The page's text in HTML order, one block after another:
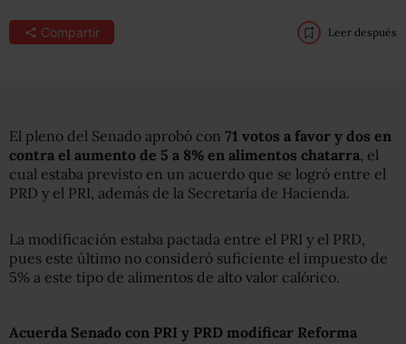
Compartir Leer después
El pleno del Senado aprobó con 71 votos a favor y dos en
contra el aumento de 5 a 8% en alimentos chatarra, el
cual estaba previsto en un acuerdo que se logró entre el
PRD y el PRI, además de la Secretaría de Hacienda.
La modificación estaba pactada entre el PRI y el PRD,
pues este último no consideró suficiente el impuesto de
5% a este tipo de alimentos de alto valor calórico.
Acuerda Senado con PRI y PRD modificar Reforma